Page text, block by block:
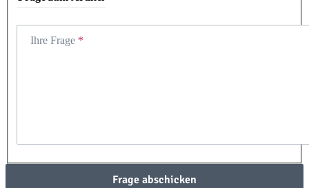
Ihre Frage
Frage abschicken